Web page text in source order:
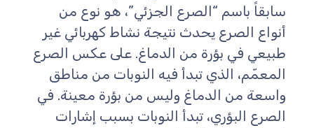
سابقاً باسم “الصرع الجزئي”، هو نوع من
أنواع الصرع يحدث نتيجة نشاط كهربائي غير
طبيعي في بؤرة من الدماغ. على عكس الصرع
المعمّم، الذي تبدأ فيه النوبات من مناطق
واسعة من الدماغ وليس من بؤرة معينة. في
الصرع البؤري، تبدأ النوبات بسبب إشارات